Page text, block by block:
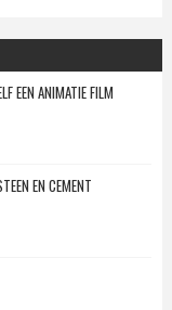
EEN ANIMATIE FILM
EN CEMENT